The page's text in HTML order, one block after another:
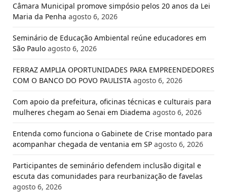
Câmara Municipal promove simpósio pelos 20 anos da Lei
Maria da Penha agosto 6, 2026
Seminário de Educação Ambiental reúne educadores em
São Paulo agosto 6, 2026
FERRAZ AMPLIA OPORTUNIDADES PARA EMPREENDEDORES
COM O BANCO DO POVO PAULISTA agosto 6, 2026
Com apoio da prefeitura, oficinas técnicas e culturais para
mulheres chegam ao Senai em Diadema agosto 6, 2026
Entenda como funciona o Gabinete de Crise montado para
acompanhar chegada de ventania em SP agosto 6, 2026
Participantes de seminário defendem inclusão digital e
escuta das comunidades para reurbanização de favelas
agosto 6, 2026